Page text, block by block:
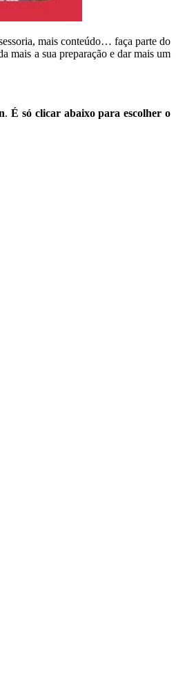
mais conteúdo… faça parte do
mais a sua preparação e dar mais um
. É só clicar abaixo para escolher o